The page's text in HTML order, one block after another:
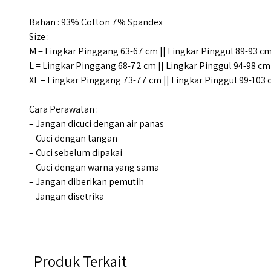
Bahan : 93% Cotton 7% Spandex
Size :
M = Lingkar Pinggang 63-67 cm || Lingkar Pinggul 89-93 cm
L = Lingkar Pinggang 68-72 cm || Lingkar Pinggul 94-98 cm
XL = Lingkar Pinggang 73-77 cm || Lingkar Pinggul 99-103
Cara Perawatan :
– Jangan dicuci dengan air panas
– Cuci dengan tangan
– Cuci sebelum dipakai
– Cuci dengan warna yang sama
– Jangan diberikan pemutih
– Jangan disetrika
Produk Terkait